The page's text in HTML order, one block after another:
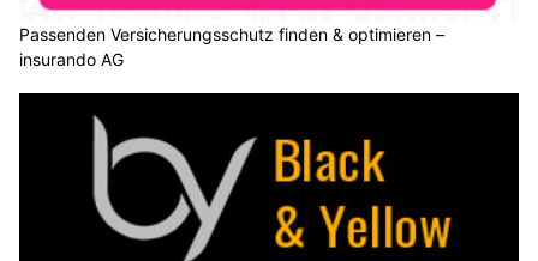
Passenden Versicherungsschutz finden & optimieren –
insurando AG